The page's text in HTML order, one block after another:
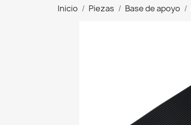
Inicio Piezas Base de apoyo